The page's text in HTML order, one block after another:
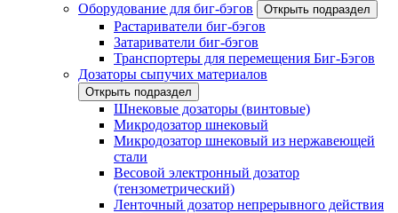
Оборудование для биг-бэгов
Открыть подраздел
Растариватели биг-бэгов
Затариватели биг-бэгов
Транспортеры для перемещения Биг-Бэгов
Дозаторы сыпучих материалов
Открыть подраздел
Шнековые дозаторы (винтовые)
Микродозатор шнековый
Микродозатор шнековый из нержавеющей
стали
Весовой электронный дозатор
(тензометрический)
Ленточный дозатор непрерывного действия